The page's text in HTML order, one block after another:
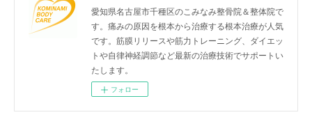
愛知県名古屋市千種区のこみなみ整骨院＆整体院で
す。痛みの原因を根本から治療する根本治療が人気
です。筋膜リリースや筋力トレーニング、ダイエッ
トや自律神経調節など最新の治療技術でサポートい
たします。
フォロー